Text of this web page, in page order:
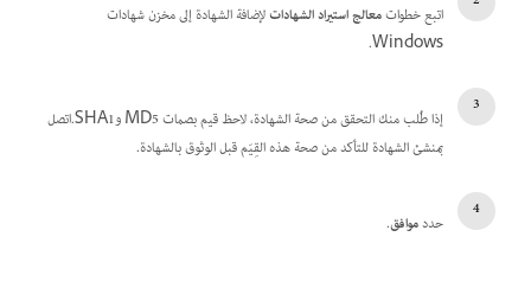
اتبع خطواتمعالج استيراد الشهاداتلإضافة الشهادة إلى مخزن شهادات
Windows.
إذا طُلب منك التحقق من صحة الشهادة، لاحظ قيم بصمات MD5 وSHA1.اتصل
بمنشئ الشهادة للتأكد من صحة هذه القِيَم قبل الوثوق بالشهادة.
حددموافق.